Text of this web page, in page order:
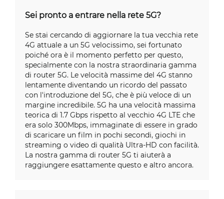
Sei pronto a entrare nella rete 5G?
Se stai cercando di aggiornare la tua vecchia rete
4G attuale a un 5G velocissimo, sei fortunato
poiché ora è il momento perfetto per questo,
specialmente con la nostra straordinaria gamma
di router 5G. Le velocità massime del 4G stanno
lentamente diventando un ricordo del passato
con l'introduzione del 5G, che è più veloce di un
margine incredibile. 5G ha una velocità massima
teorica di 1.7 Gbps rispetto al vecchio 4G LTE che
era solo 300Mbps, immaginate di essere in grado
di scaricare un film in pochi secondi, giochi in
streaming o video di qualità Ultra-HD con facilità.
La nostra gamma di router 5G ti aiuterà a
raggiungere esattamente questo e altro ancora.